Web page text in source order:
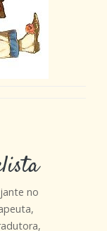
no